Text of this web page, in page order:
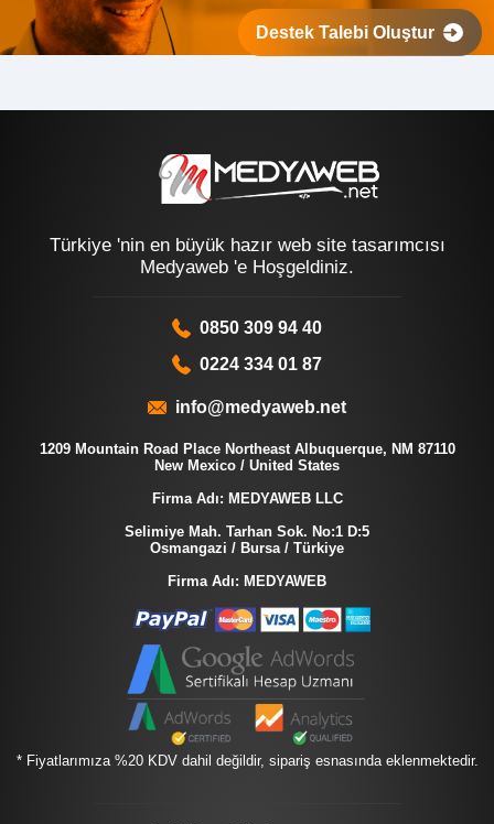
Destek Talebi Oluştur
Türkiye 'nin en büyük hazır web site tasarımcısı
Medyaweb 'e Hoşgeldiniz.
0850 309 94 40
0224 334 01 87
info@medyaweb.net
1209 Mountain Road Place Northeast Albuquerque, NM 87110
New Mexico / United States
Firma Adı: MEDYAWEB LLC
Selimiye Mah. Tarhan Sok. No:1 D:5
Osmangazi / Bursa / Türkiye
Firma Adı: MEDYAWEB
* Fiyatlarımıza %20 KDV dahil değildir, sipariş esnasında eklenmektedir.